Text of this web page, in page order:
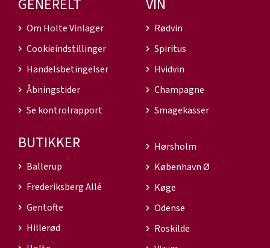
GENERELT
Om Holte Vinlager
Cookieindstillinger
Handelsbetingelser
Åbningstider
Se kontrolrapport
VIN
Rødvin
Spiritus
Hvidvin
Champagne
Smagekasser
BUTIKKER
Ballerup
Frederiksberg Allé
Gentofte
Hillerød
Hørsholm
København Ø
Køge
Odense
Roskilde